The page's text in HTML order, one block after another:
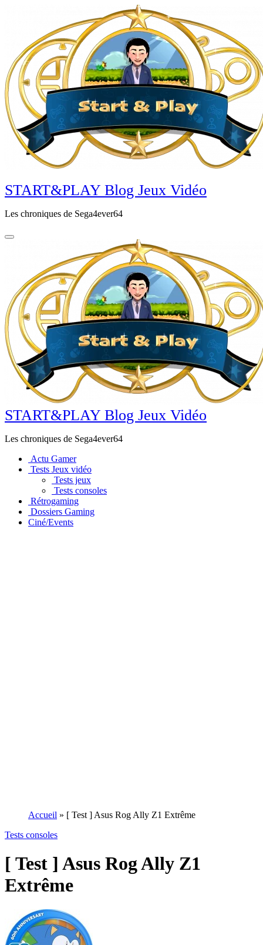
principal
START&PLAY Blog Jeux Vidéo
Les chroniques de Sega4ever64
START&PLAY Blog Jeux Vidéo
Les chroniques de Sega4ever64
Actu Gamer
Tests Jeux vidéo
Tests jeux
Tests consoles
Rétrogaming
Dossiers Gaming
Ciné/Events
Accueil » [ Test ] Asus Rog Ally Z1 Extrême
Tests consoles
[ Test ] Asus Rog Ally Z1
Extrême